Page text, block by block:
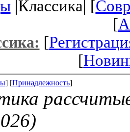
|Классика| [
[
[
[
] [Принадлежность]